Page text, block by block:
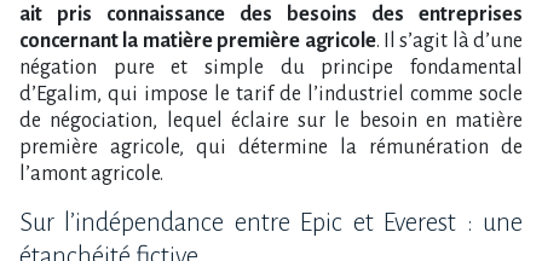
ait pris connaissance des besoins des entreprises
concernant la matière première agricole. Il s’agit là d’une
négation pure et simple du principe fondamental
d’Egalim, qui impose le tarif de l’industriel comme socle
de négociation, lequel éclaire sur le besoin en matière
première agricole, qui détermine la rémunération de
l’amont agricole.
Sur l’indépendance entre Epic et Everest : une